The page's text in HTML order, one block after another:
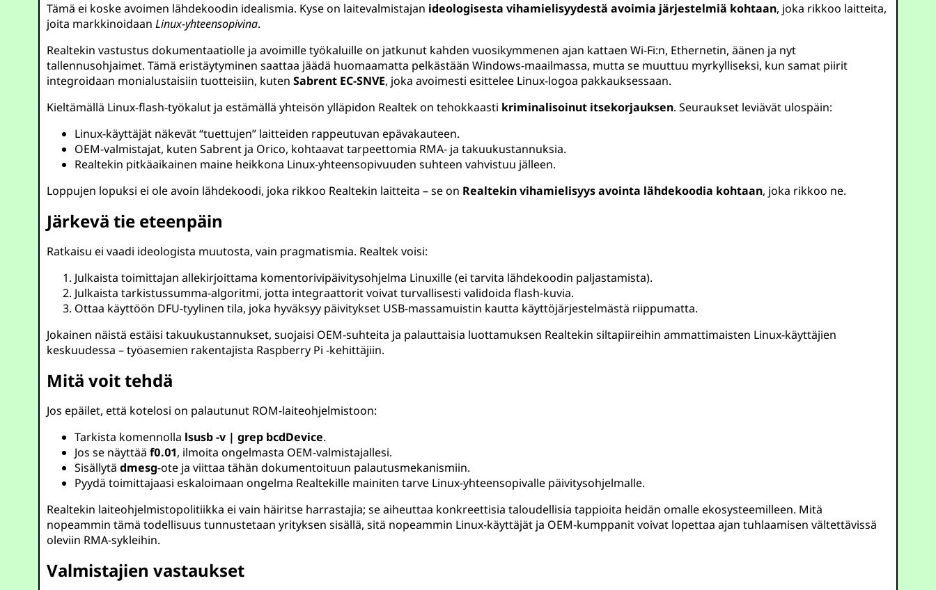
Tämä ei koske avoimen lähdekoodin idealismia. Kyse on laitevalmistajan ideologisesta vihamielisyydestä avoimia järjestelmiä kohtaan, joka rikkoo laitteita,
joita markkinoidaanLinux-yhteensopivina.
Realtekin vastustus dokumentaatiolle ja avoimille työkaluille on jatkunut kahden vuosikymmenen ajan kattaen Wi-Fi:n, Ethernetin, äänen ja nyt
tallennusohjaimet. Tämä eristäytyminen saattaa jäädä huomaamatta pelkästään Windows-maailmassa, mutta se muuttuu myrkylliseksi, kun samat piirit
integroidaan monialustaisiin tuotteisiin, kutenSabrent EC-SNVE, joka avoimesti esittelee Linux-logoa pakkauksessaan.
Kieltämällä Linux-flash-työkalut ja estämällä yhteisön ylläpidon Realtek on tehokkaasti kriminalisoinut itsekorjauksen. Seuraukset leviävät ulospäin:
Linux-käyttäjät näkevät “tuettujen” laitteiden rappeutuvan epävakauteen.
OEM-valmistajat, kuten Sabrent ja Orico, kohtaavat tarpeettomia RMA- ja takuukustannuksia.
Realtekin pitkäaikainen maine heikkona Linux-yhteensopivuuden suhteen vahvistuu jälleen.
Loppujen lopuksi ei ole avoin lähdekoodi, joka rikkoo Realtekin laitteita – se on Realtekin vihamielisyys avointa lähdekoodia kohtaan, joka rikkoo ne.
Järkevä tie eteenpäin
Ratkaisu ei vaadi ideologista muutosta, vain pragmatismia. Realtek voisi:
Julkaista toimittajan allekirjoittama komentorivipäivitysohjelma Linuxille (ei tarvita lähdekoodin paljastamista).
Julkaista tarkistussumma-algoritmi, jotta integraattorit voivat turvallisesti validoida flash-kuvia.
Ottaa käyttöön DFU-tyylinen tila, joka hyväksyy päivitykset USB-massamuistin kautta käyttöjärjestelmästä riippumatta.
Jokainen näistä estäisi takuukustannukset, suojaisi OEM-suhteita ja palauttaisia luottamuksen Realtekin siltapiireihin ammattimaisten Linux-käyttäjien
keskuudessa – työasemien rakentajista Raspberry Pi -kehittäjiin.
Mitä voit tehdä
Jos epäilet, että kotelosi on palautunut ROM-laiteohjelmistoon:
Tarkista komennolla lsusb -v | grep bcdDevice.
Jos se näyttääf0.01, ilmoita ongelmasta OEM-valmistajallesi.
Sisällytädmesg-ote ja viittaa tähän dokumentoituun palautusmekanismiin.
Pyydä toimittajaasi eskaloimaan ongelma Realtekille mainiten tarve Linux-yhteensopivalle päivitysohjelmalle.
Realtekin laiteohjelmistopolitiikka ei vain häiritse harrastajia; se aiheuttaa konkreettisia taloudellisia tappioita heidän omalle ekosysteemilleen. Mitä
nopeammin tämä todellisuus tunnustetaan yrityksen sisällä, sitä nopeammin Linux-käyttäjät ja OEM-kumppanit voivat lopettaa ajan tuhlaamisen vältettävissä
oleviin RMA-sykleihin.
Valmistajien vastaukset